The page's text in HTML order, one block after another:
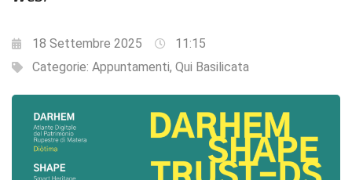
18 Settembre 2025
11:15
Categorie: Appuntamenti, Qui Basilicata